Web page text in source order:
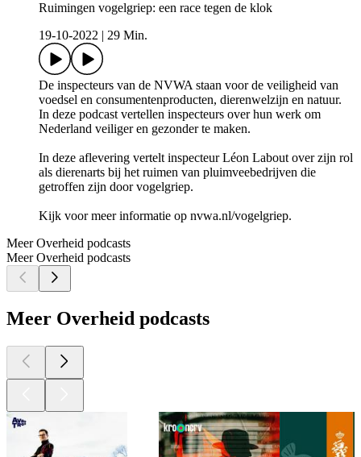
Ruimingen vogelgriep: een race tegen de klok
19-10-2022
29 Min.
De inspecteurs van de NVWA staan voor de veiligheid van
voedsel en consumentenproducten, dierenwelzijn en natuur.
In deze podcast vertellen inspecteurs over hun werk om
Nederland veiliger en gezonder te maken.
In deze aflevering vertelt inspecteur Léon Labout over zijn rol
als dierenarts bij het ruimen van pluimveebedrijven die
getroffen zijn door vogelgriep.
Kijk voor meer informatie op nvwa.nl/vogelgriep.
Meer Overheid podcasts
Meer Overheid podcasts
Meer Overheid podcasts